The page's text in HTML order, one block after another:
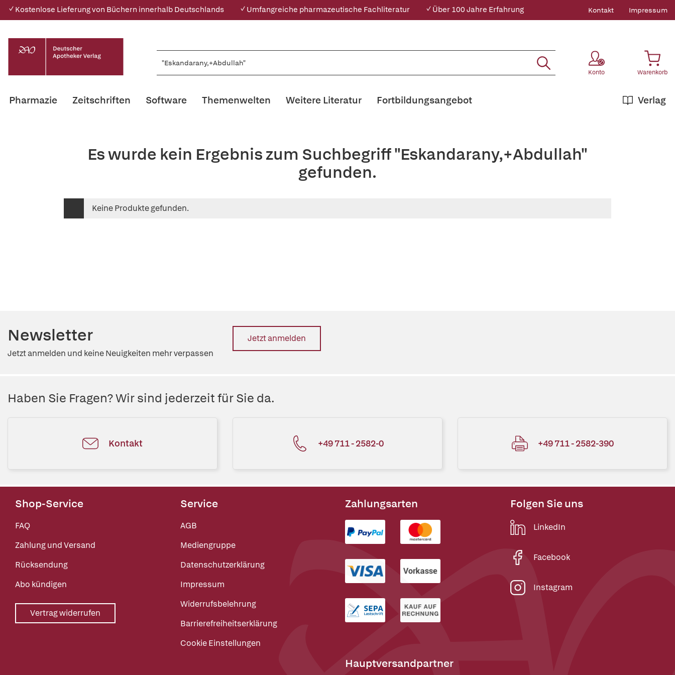
✓ Kostenlose Lieferung von Büchern innerhalb Deutschlands ✓ Umfangreiche pharmazeutische Fachliteratur ✓ Über 100 Jahre Erfahrung Kontakt Impressum
Konto Warenkorb
Pharmazie Zeitschriften Software Themenwelten Weitere Literatur Verlag
Fortbildungsangebot
Es wurde kein Ergebnis zum Suchbegriff "Eskandarany,+Abdullah"
gefunden.
Keine Produkte gefunden.
Newsletter
Jetzt anmelden und keine Neuigkeiten mehr verpassen
Jetzt anmelden
Haben Sie Fragen? Wir sind jederzeit für Sie da.
Kontakt +49 711 - 2582-0 +49 711 - 2582-390
Shop-Service
FAQ
Zahlung und Versand
Rücksendung
Abo kündigen
Vertrag widerrufen
Service
AGB
Mediengruppe
Datenschutzerklärung
Impressum
Widerrufsbelehrung
Barrierefreiheitserklärung
Cookie Einstellungen
Zahlungsarten
Hauptversandpartner
Folgen Sie uns
LinkedIn
Facebook
Instagram